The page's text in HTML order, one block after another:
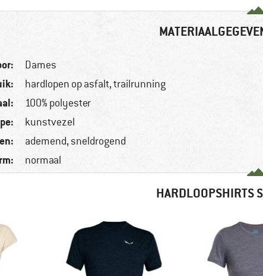
Dames
hardlopen op asfalt, trailrunning
100% polyester
kunstvezel
ademend, sneldrogend
normaal
HARDLOOPSHIRTS